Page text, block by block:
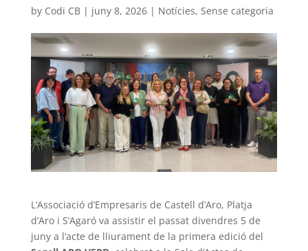
by Codi CB| juny 8, 2026| Notícies, Sense categoria
L’Associació d’Empresaris de Castell d’Aro, Platja
d’Aro i S’Agaró va assistir el passat divendres 5 de
juny a l’acte de lliurament de la primera edició del